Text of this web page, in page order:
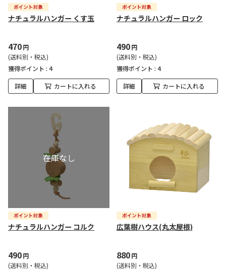
ナチュラルハンガー くす玉
470円
(送料別・税込)
獲得ポイント : 4
詳細 カートに入れる
ナチュラルハンガー ロック
490円
(送料別・税込)
獲得ポイント : 4
詳細 カートに入れる
ナチュラルハンガー コルク
490円
(送料別・税込)
広葉樹ハウス(丸太屋根)
880円
(送料別・税込)